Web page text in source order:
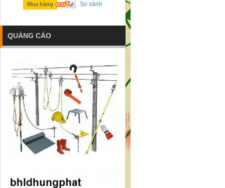
Mua hàng So sánh
QUẢNG CÁO